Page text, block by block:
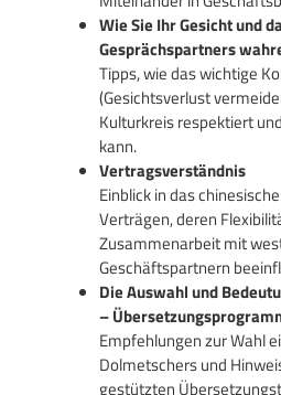
Wie Sie Ihr Gesicht und
Gesprächspartners
Tipps, wie das wichtige
(Gesichtsverlust
Kulturkreis respektiert
kann.
Vertragsverständnis
Einblick in das
Verträgen, deren
Zusammenarbeit mit
Geschäftspartnern
Die Auswahl und
–
Empfehlungen zur Wahl
Dolmetschers und
gestützten